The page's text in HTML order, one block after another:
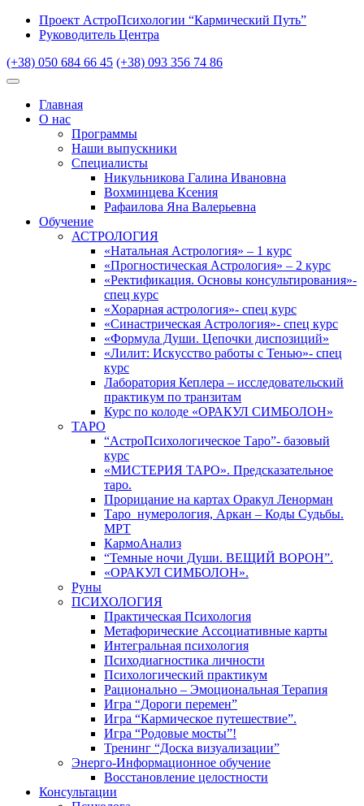
Проект АстроПсихологии “Кармический Путь”
Руководитель Центра
(+38) 050 684 66 45 (+38) 093 356 74 86
Главная
О нас
Программы
Наши выпускники
Специалисты
Никульникова Галина Ивановна
Вохминцева Ксения
Рафаилова Яна Валерьевна
Обучение
АСТРОЛОГИЯ
«Натальная Астрология» – 1 курс
«Прогностическая Астрология» – 2 курс
«Ректификация. Основы консультирования»-
спец курс
«Хорарная астрология»- спец курс
«Синастрическая Астрология»- спец курс
«Формула Души. Цепочки диспозиций»
«Лилит: Искусство работы с Тенью»- спец
курс
Лаборатория Кеплера – исследовательский
практикум по транзитам
Курс по колоде «ОРАКУЛ СИМБОЛОН»
ТАРО
“АстроПсихологическое Таро”- базовый
курс
«МИСТЕРИЯ ТАРО». Предсказательное
таро.
Прорицание на картах Оракул Ленорман
Таро_нумерология, Аркан – Коды Судьбы.
МРТ
КармоАнализ
“Темные ночи Души. ВЕЩИЙ ВОРОН”.
«ОРАКУЛ СИМБОЛОН».
Руны
ПСИХОЛОГИЯ
Практическая Психология
Метафорические Ассоциативные карты
Интегральная психология
Психодиагностика личности
Психологический практикум
Рационально – Эмоциональная Терапия
Игра “Дороги перемен”
Игра “Кармическое путешествие”.
Игра “Родовые мосты”!
Тренинг “Доска визуализации”
Энерго-Информационное обучение
Восстановление целостности
Консультации